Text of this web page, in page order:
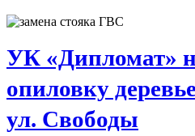
УК «Дипломат»
опиловку
ул. Свободы